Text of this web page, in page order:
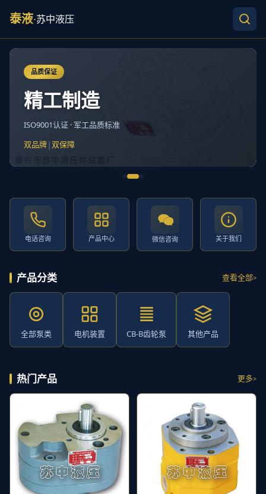
泰液·苏中液压
品质保证
精工制造
ISO9001认证 · 军工品质标准
双品牌|双保障
电话咨询 产品中心 微信咨询 关于我们
产品分类 查看全部
全部泵类 电机装置 CB-B齿轮泵 其他产品
热门产品 更多